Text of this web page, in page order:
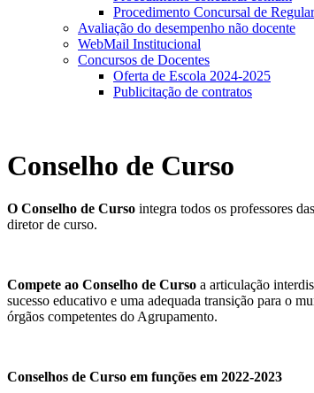
Procedimento Concursal de
Avaliação do desempenho não docente
WebMail Institucional
Concursos de Docentes
Oferta de Escola 2024-2025
Publicitação de contratos
Conselho de Curso
O Conselho de Curso integra todos os professores
diretor de curso.
Compete ao Conselho de Curso a articulação
sucesso educativo e uma adequada transição para o
órgãos competentes do Agrupamento.
Conselhos de Curso em funções em 2022-2023